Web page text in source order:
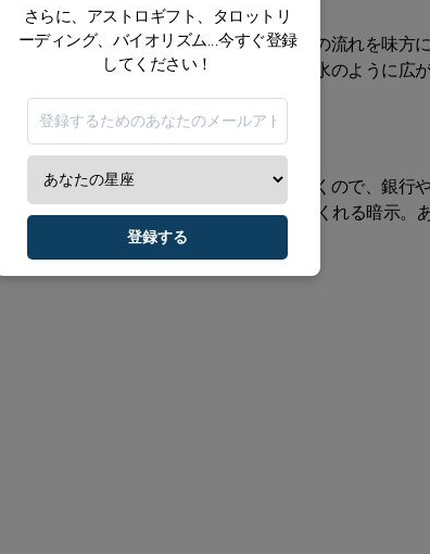
きます。焦って急進しないで、目の前の流れを味方
くいくはず。今月は、あなたの魅力が水のように広
分で選びにいきましょう。
プがあなたの中でジワッと強まっていくので、銀行
特に信頼できるサポートを連れてきてくれる暗示。
さらに、アストロギフト、タロットリ
ーディング、バイオリズム...今すぐ登録
してください！
登録する